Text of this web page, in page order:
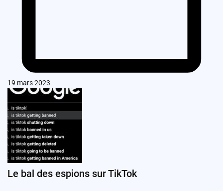
19 mars 2023
Le bal des espions sur TikTok